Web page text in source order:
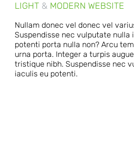
LIGHT & MODERN WEBSITE
Nullam donec vel donec vel
Suspendisse nec vulputate nulla
potenti porta nulla non? Arcu
urna porta. Integer a turpis
tristique nibh. Suspendisse nec
iaculis eu potenti.